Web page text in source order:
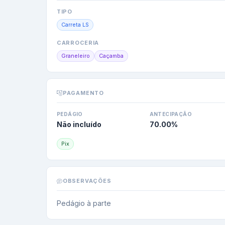
TIPO
Carreta LS
CARROCERIA
Graneleiro Caçamba
PAGAMENTO
PEDÁGIO
Não incluído
ANTECIPAÇÃO
70.00%
Pix
OBSERVAÇÕES
Pedágio à parte